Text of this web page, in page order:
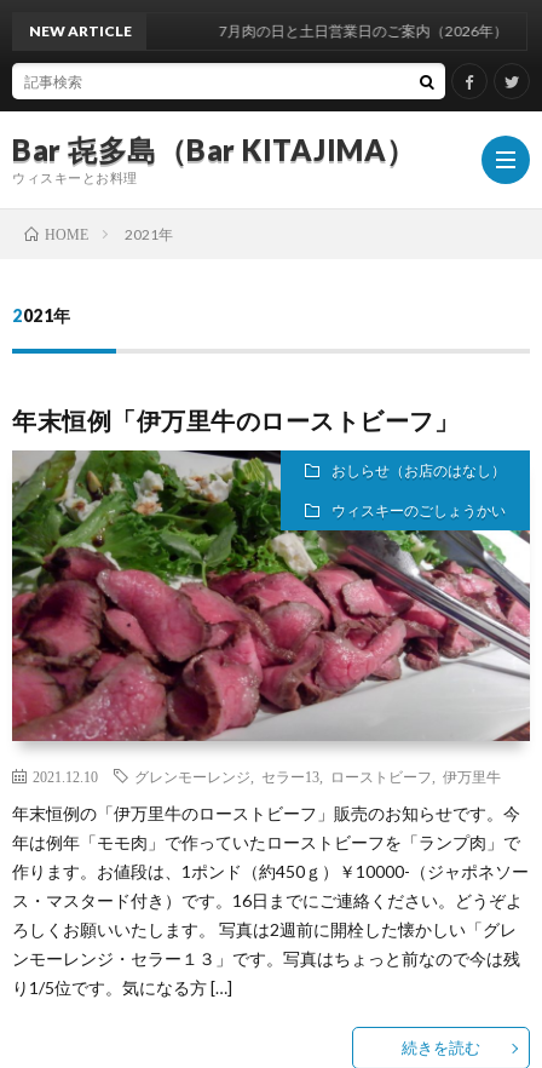
Bar 㐂多島（Bar KITAJIMA）
ウィスキーとお料理
し
店
の
は
な
し）
イ
ト
ス
キ
の
つ
り
ィ
ス
ー
の
は
ウ
ィ
キ
ー
ご
マ
プ・
営
時
NEW ARTICLE 7月肉の日と土日営業日のご案内（2026年）
HOME 2021年
2021年
年末恒例「伊万里牛のローストビーフ」
おしらせ（お店のはなし）
ウィスキーのごしょうかい
2021.12.10 グレンモーレンジ セラー13 ローストビーフ 伊万里牛
年末恒例の「伊万里牛のローストビーフ」販売のお知らせです。今
年は例年「モモ肉」で作っていたローストビーフを「ランプ肉」で
作ります。お値段は、1ポンド（約450ｇ）￥10000-（ジャポネソー
ス・マスタード付き）です。16日までにご連絡ください。どうぞよ
ろしくお願いいたします。 写真は2週前に開栓した懐かしい「グレ
ンモーレンジ・セラー１３」です。写真はちょっと前なので今は残
り1/5位です。気になる方 […]
続きを読む